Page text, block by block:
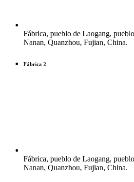
Fábrica, pueblo de Laogang,
Nanan, Quanzhou, Fujian, China.
Fábrica 2
Fábrica, pueblo de Laogang,
Nanan, Quanzhou, Fujian, China.